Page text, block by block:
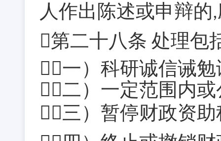
人作出陈述或申辩的,
第二十八条 处理包
（一）科研诚信诫
（二）一定范围内
（三）暂停财政资